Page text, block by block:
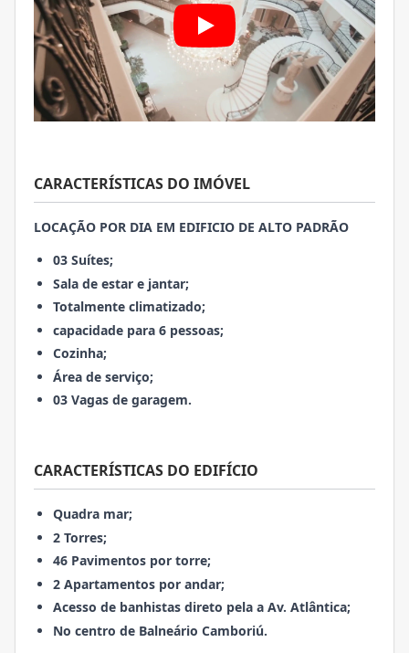
CARACTERÍSTICAS DO IMÓVEL
LOCAÇÃO POR DIA EM EDIFICIO DE ALTO PADRÃO
03 Suítes;
Sala de estar e jantar;
Totalmente climatizado;
capacidade para 6 pessoas;
Cozinha;
Área de serviço;
03 Vagas de garagem.
CARACTERÍSTICAS DO EDIFÍCIO
Quadra mar;
2 Torres;
46 Pavimentos por torre;
2 Apartamentos por andar;
Acesso de banhistas direto pela a Av. Atlântica;
No centro de Balneário Camboriú.